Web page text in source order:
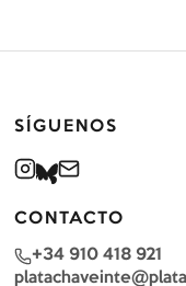
SÍGUENOS
CONTACTO
+34 910 418 921